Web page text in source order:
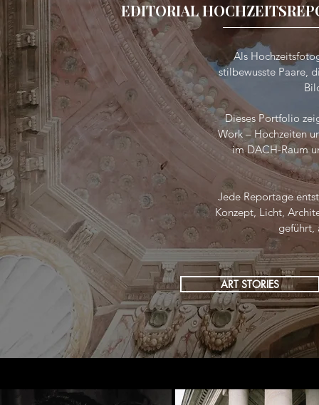
EDITORIAL
Als
stilbewusste Paare,
Dieses Portfolio
Work – Hochzeiten
im DACH-Raum
Jede Reportage
Konzept, Licht,
geführt,
ART STORIES